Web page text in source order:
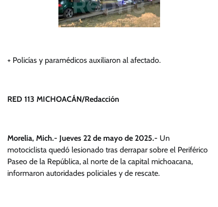
+ Policías y paramédicos auxiliaron al afectado.
RED 113 MICHOACÁN/Redacción
Morelia, Mich.- Jueves 22 de mayo de 2025.- Un
motociclista quedó lesionado tras derrapar sobre el Periférico
Paseo de la República, al norte de la capital michoacana,
informaron autoridades policiales y de rescate.